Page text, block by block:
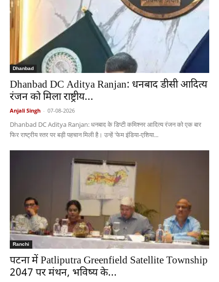
Dhanbad
Dhanbad DC Aditya Ranjan: धनबाद डीसी आदित्य
रंजन को मिला राष्ट्रीय...
Anjali Singh - 07-08-2026
Dhanbad DC Aditya Ranjan: धनबाद के डिप्टी कमिश्नर आदित्य रंजन को एक बार
फिर राष्ट्रीय स्तर पर बड़ी पहचान मिली है। उन्हें 'फेम इंडिया-एशिया...
Ranchi
पटना में Patliputra Greenfield Satellite Township
2047 पर मंथन, भविष्य के...